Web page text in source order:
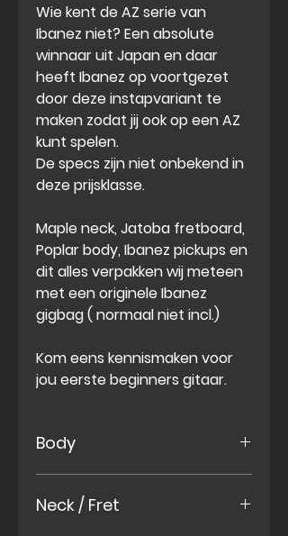
Wie kent de AZ serie van
Ibanez niet? Een absolute
winnaar uit Japan en daar
heeft Ibanez op voortgezet
door deze instapvariant te
maken zodat jij ook op een AZ
kunt spelen.
De specs zijn niet onbekend in
deze prijsklasse.
Maple neck, Jatoba fretboard,
Poplar body, Ibanez pickups en
dit alles verpakken wij meteen
met een originele Ibanez
gigbag ( normaal niet incl.)
Kom eens kennismaken voor
jou eerste beginners gitaar.
Body
Neck / Fret